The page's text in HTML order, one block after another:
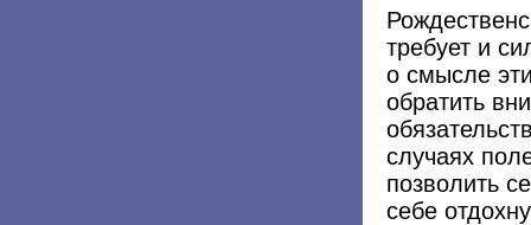
требует и
о смысле
обратить
случаях
позволить
себе